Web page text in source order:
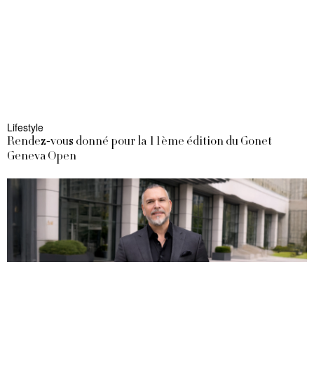
Lifestyle
Rendez-vous donné pour la 11ème édition du Gonet
Geneva Open